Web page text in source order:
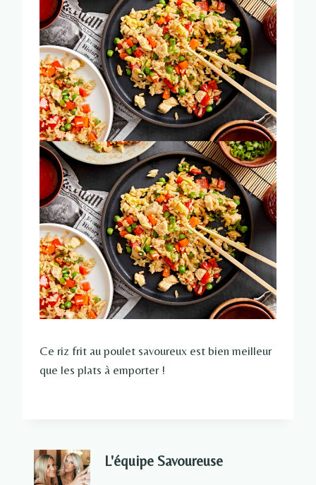
Ce riz frit au poulet savoureux est bien meilleur
que les plats à emporter !
L'équipe Savoureuse